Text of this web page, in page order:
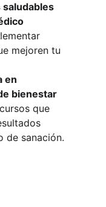
mejoren tu
en
bienestar
que
de sanación.